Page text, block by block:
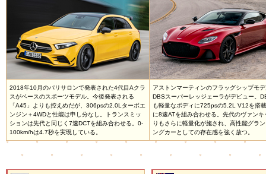
2018年10月のパリサロンで発表された4代目Aクラ
スがベースのスポーツモデル。今後発表される
「A45」よりも控えめだが、306psの2.0Lターボエ
ンジン＋4WDと性能は申し分なし。トランスミッ
ションは先代と同じく7速DCTを組み合わせる。0-
100km/hは4.7秒を実現している。
アストンマーティンのフラッグシップモ
DBSスーパーレッジェーラがデビュー。
も軽量なボディに725psの5.2L V12を搭
に8速ATを組み合わせる。先代のヴァンキ
りもさらに軽量化が施され、高性能グラ
ングカーとしての存在感を強く放つ。